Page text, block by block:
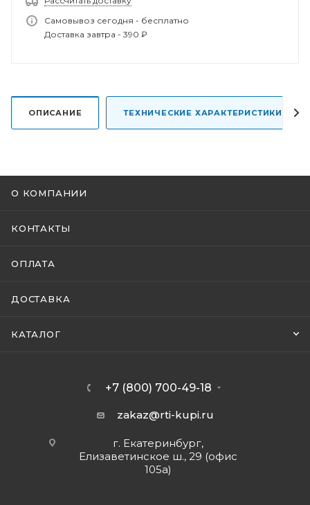
Самовывоз сегодня - бесплатно
Доставка завтра - 390 ₽
ОПИСАНИЕ ТЕХНИЧЕСКИЕ ХАРАКТЕРИСТИКИ
О КОМПАНИИ
КОНТАКТЫ
ОПЛАТА
ДОСТАВКА
КАТАЛОГ
+7 (800) 700-49-18
zakaz@rti-kupi.ru
г. Екатеринбург,
Елизаветинское ш., 29 (офис
105а)
вами.